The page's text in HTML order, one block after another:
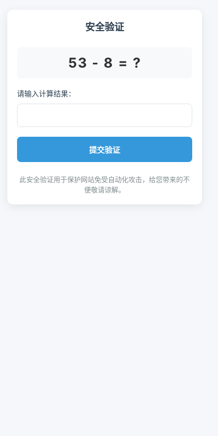
安全验证
53 - 8 = ?
请输入计算结果：
提交验证
此安全验证用于保护网站免受自动化攻击，给您带来的不
便敬请谅解。